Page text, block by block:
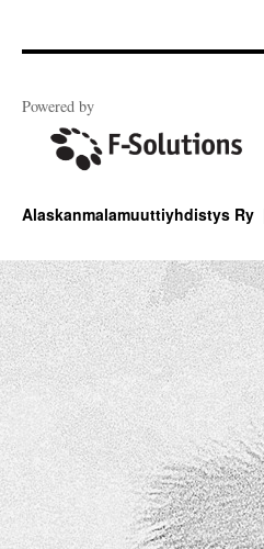
Powered by
Alaskanmalamuuttiyhdistys Ry